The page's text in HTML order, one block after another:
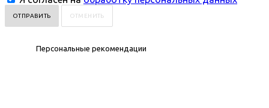
ОТМЕНИТЬ
Персональные рекомендации